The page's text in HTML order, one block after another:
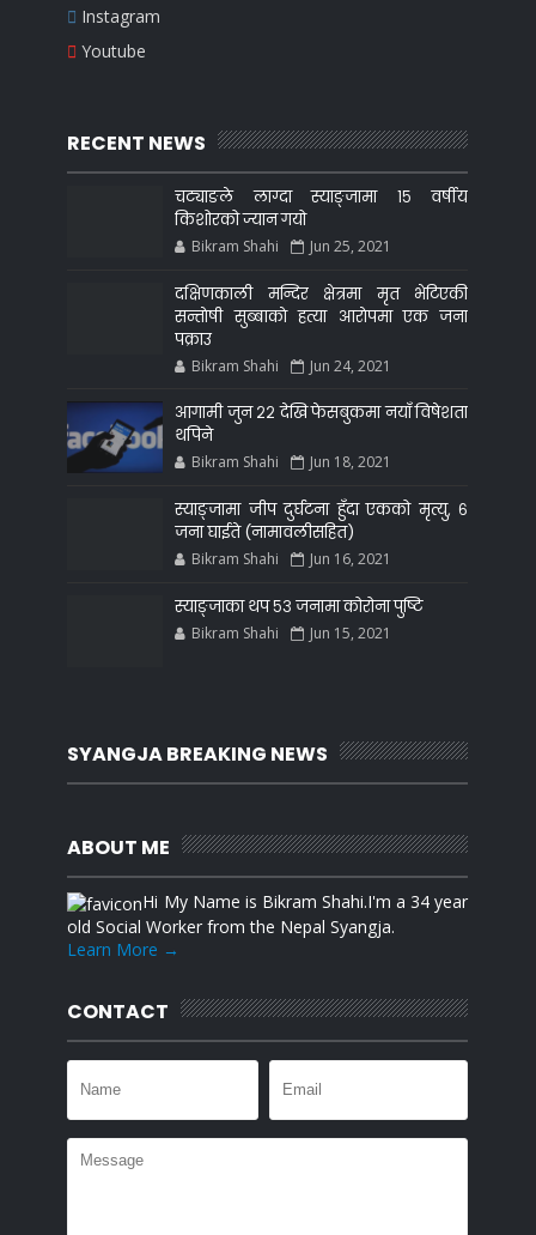
Instagram
Youtube
RECENT NEWS
चट्याङले लाग्दा स्याङ्जामा १५ वर्षीय
किशोरको ज्यान गयो
Bikram Shahi Jun 25, 2021
दक्षिणकाली मन्दिर क्षेत्रमा मृत भेटिएकी
सन्ताेषी सुब्बाकाे हत्या आराेपमा एक जना
पक्राउ
Bikram Shahi Jun 24, 2021
आगामी जुन २२ देखि फेसबुकमा नयाँ विषेशता
थपिने
Bikram Shahi Jun 18, 2021
स्याङ्जामा जीप दुर्घटना हुँदा एकको मृत्यु, ६
जना घाईते (नामावलीसहित)
Bikram Shahi Jun 16, 2021
स्याङ्जाका थप ५३ जनामा कोरोना पुष्टि
Bikram Shahi Jun 15, 2021
SYANGJA BREAKING NEWS
ABOUT ME
Hi My Name is Bikram Shahi.I'm a 34 year
old Social Worker from the Nepal Syangja.
Learn More →
CONTACT